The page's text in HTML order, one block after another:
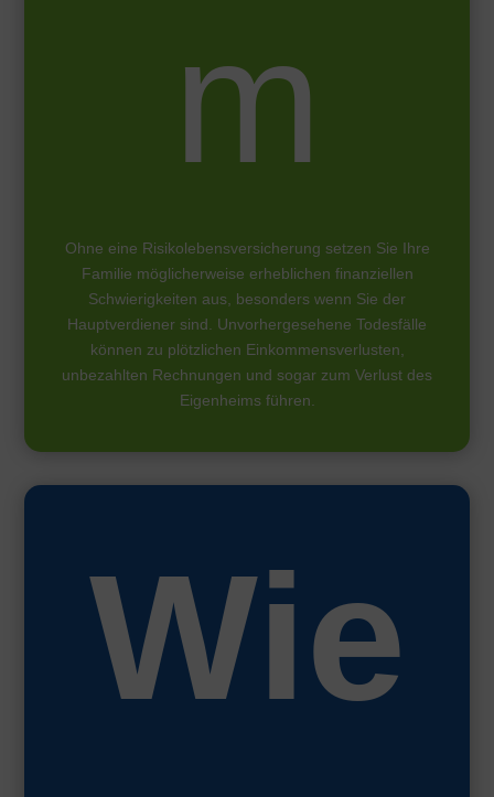
m
Ohne eine Risikolebensversicherung setzen Sie Ihre
Familie möglicherweise erheblichen finanziellen
Schwierigkeiten aus, besonders wenn Sie der
Hauptverdiener sind. Unvorhergesehene Todesfälle
können zu plötzlichen Einkommensverlusten,
unbezahlten Rechnungen und sogar zum Verlust des
Eigenheims führen.
Wie